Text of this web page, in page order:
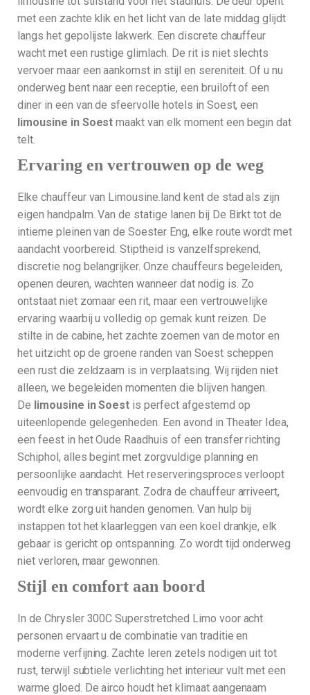
met een zachte klik en het licht van de late middag glijdt
langs het gepolijste lakwerk. Een discrete chauffeur
wacht met een rustige glimlach. De rit is niet slechts
vervoer maar een aankomst in stijl en sereniteit. Of u nu
onderweg bent naar een receptie, een bruiloft of een
diner in een van de sfeervolle hotels in Soest, een
limousine in Soest maakt van elk moment een begin dat
telt.
Ervaring en vertrouwen op de weg
Elke chauffeur van Limousine.land kent de stad als zijn
eigen handpalm. Van de statige lanen bij De Birkt tot de
intieme pleinen van de Soester Eng, elke route wordt met
aandacht voorbereid. Stiptheid is vanzelfsprekend,
discretie nog belangrijker. Onze chauffeurs begeleiden,
openen deuren, wachten wanneer dat nodig is. Zo
ontstaat niet zomaar een rit, maar een vertrouwelijke
ervaring waarbij u volledig op gemak kunt reizen. De
stilte in de cabine, het zachte zoemen van de motor en
het uitzicht op de groene randen van Soest scheppen
een rust die zeldzaam is in verplaatsing. Wij rijden niet
alleen, we begeleiden momenten die blijven hangen.
De limousine in Soest is perfect afgestemd op
uiteenlopende gelegenheden. Een avond in Theater Idea,
een feest in het Oude Raadhuis of een transfer richting
Schiphol, alles begint met zorgvuldige planning en
persoonlijke aandacht. Het reserveringsproces verloopt
eenvoudig en transparant. Zodra de chauffeur arriveert,
wordt elke zorg uit handen genomen. Van hulp bij
instappen tot het klaarleggen van een koel drankje, elk
gebaar is gericht op ontspanning. Zo wordt tijd onderweg
niet verloren, maar gewonnen.
Stijl en comfort aan boord
In de Chrysler 300C Superstretched Limo voor acht
personen ervaart u de combinatie van traditie en
moderne verfijning. Zachte leren zetels nodigen uit tot
rust, terwijl subtiele verlichting het interieur vult met een
warme gloed. De airco houdt het klimaat aangenaam